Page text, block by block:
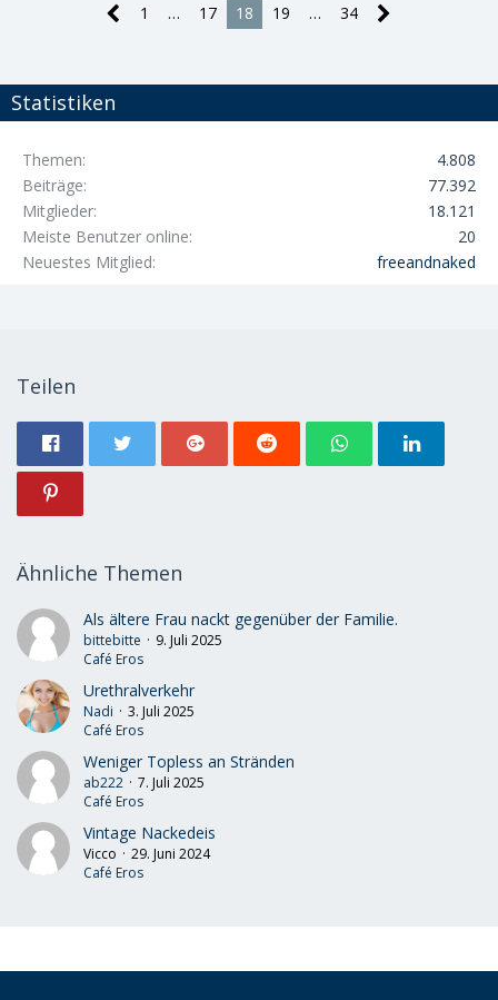
1 … 17 18 19 … 34
Statistiken
Themen
4.808
Beiträge
77.392
Mitglieder
18.121
Meiste Benutzer online
20
Neuestes Mitglied
freeandnaked
Teilen
Ähnliche Themen
Als ältere Frau nackt gegenüber der Familie.
bittebitte
9. Juli 2025
Café Eros
Urethralverkehr
Nadi
3. Juli 2025
Café Eros
Weniger Topless an Stränden
ab222
7. Juli 2025
Café Eros
Vintage Nackedeis
Vicco
29. Juni 2024
Café Eros